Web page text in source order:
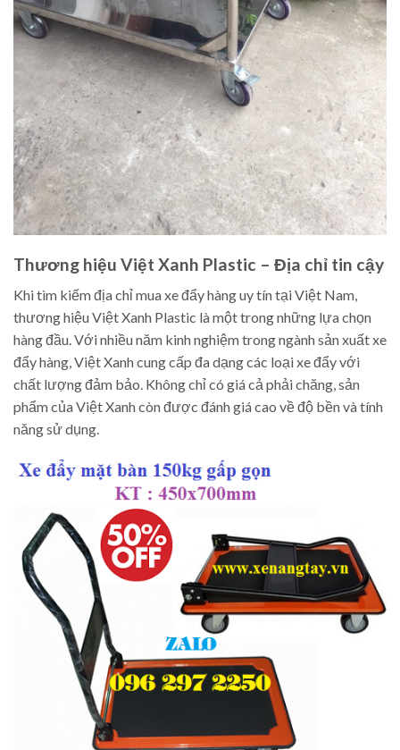
Thương hiệu Việt Xanh Plastic – Địa chỉ tin cậy
Khi tìm kiếm địa chỉ mua xe đẩy hàng uy tín tại Việt Nam,
thương hiệu Việt Xanh Plastic là một trong những lựa chọn
hàng đầu. Với nhiều năm kinh nghiệm trong ngành sản xuất xe
đẩy hàng, Việt Xanh cung cấp đa dạng các loại xe đẩy với
chất lượng đảm bảo. Không chỉ có giá cả phải chăng, sản
phẩm của Việt Xanh còn được đánh giá cao về độ bền và tính
năng sử dụng.